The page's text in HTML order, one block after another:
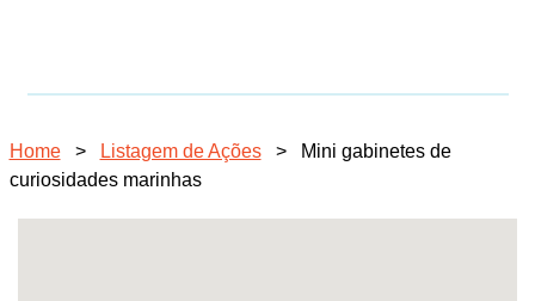
Home > Listagem de Ações >
Mini gabinetes de
curiosidades marinhas